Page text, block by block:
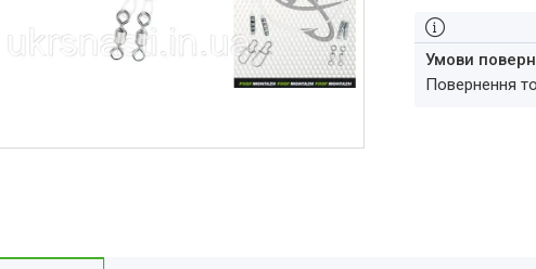
повернення